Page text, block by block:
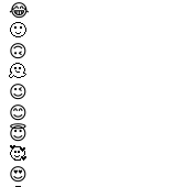
😂
🙂
🙃
🫠
😉
😊
😇
🥰
😍